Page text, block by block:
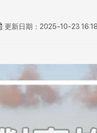
更新日期：2025-10-23